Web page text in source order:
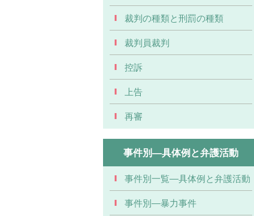
裁判の種類と刑罰の種類
裁判員裁判
控訴
上告
再審
事件別―具体例と弁護活動
事件別一覧―具体例と弁護活動
事件別―暴力事件